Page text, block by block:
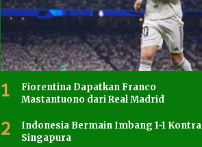
1
Fiorentina Dapatkan Franco
Mastantuono dari Real Madrid
2
Indonesia Bermain Imbang 1-1 Kontra
Singapura